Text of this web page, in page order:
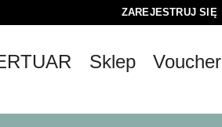
ZAREJESTRUJ SIĘ
Sklep Voucher